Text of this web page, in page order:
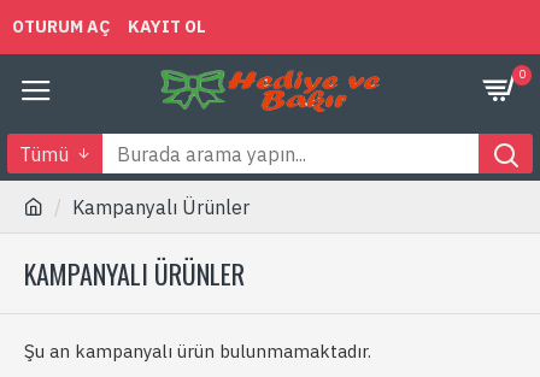
OTURUM AÇ KAYIT OL
0
Tümü
Kampanyalı Ürünler
KAMPANYALI ÜRÜNLER
Şu an kampanyalı ürün bulunmamaktadır.